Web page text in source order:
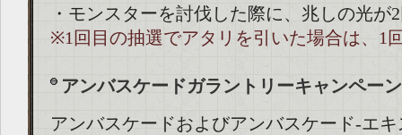
・モンスターを討伐した際に、兆しの光が
※1回目の抽選でアタリを引いた場合は、1
アンバスケードガラントリーキャンペーン
アンバスケードおよびアンバスケード-エ